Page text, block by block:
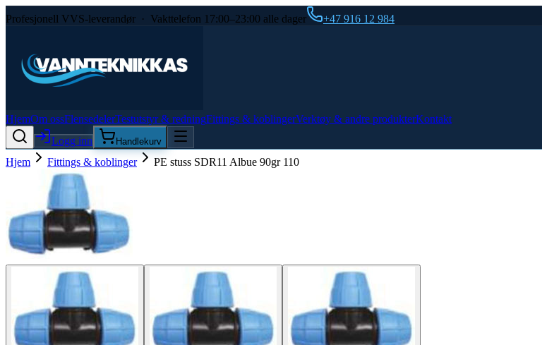
Profesjonell VVS-leverandør · Vakttelefon 17:00–23:00 alle dager +47 916 12 984
HjemOm ossFlensedelerTestutstyr & redningFittings & koblingerVerktøy & andre produkterKontakt
Logg inn
Handlekurv
Hjem Fittings & koblinger PE stuss SDR11 Albue 90gr 110